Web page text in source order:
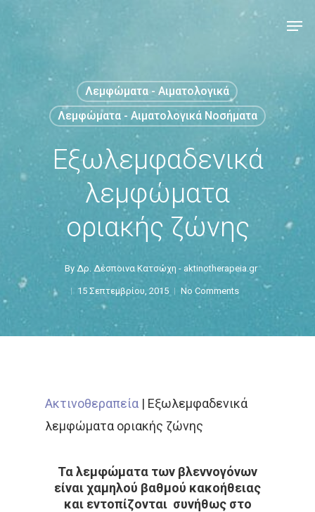
Λεμφώματα - Αιματολογικά
Λεμφώματα - Αιματολογικά Νοσήματα
Εξωλεμφαδενικά
λεμφώματα
οριακής ζώνης
By Δρ. Δέσποινα Κατσώχη - aktinotherapeia.gr
15 Σεπτεμβρίου, 2015 No Comments
Ακτινοθεραπεία | Εξωλεμφαδενικά
λεμφώματα οριακής ζώνης
Τα λεμφώματα των βλεννογόνων
είναι χαμηλού βαθμού κακοήθειας
και εντοπίζονται συνήθως στο
Αρχική
Δρ Δέσποινα
Παθήσεις